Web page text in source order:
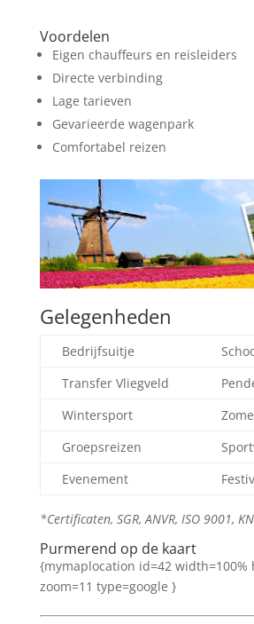
Voordelen
Eigen chauffeurs en reisleiders
Directe verbinding
Lage tarieven
Gevarieerde wagenpark
Comfortabel reizen
Gelegenheden
Bedrijfsuitje
Transfer Vliegveld
Wintersport
Groepsreizen
Evenement
*Certificaten, SGR, ANVR, ISO 9001,
Purmerend op de kaart
{mymaplocation id=42 width=100%
zoom=11 type=google }